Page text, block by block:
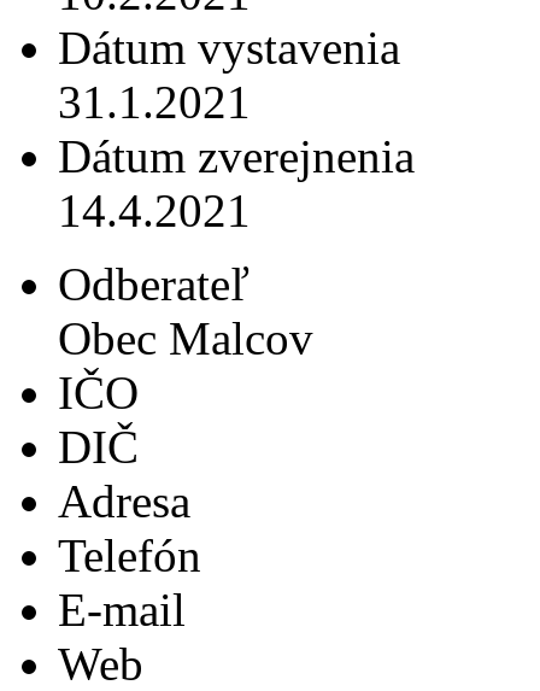
Dátum vystavenia
31.1.2021
Dátum zverejnenia
14.4.2021
Odberateľ
Obec Malcov
IČO
DIČ
Adresa
Telefón
E-mail
Web